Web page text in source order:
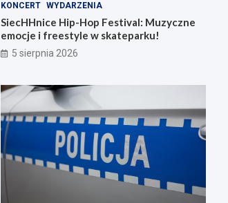
KONCERT WYDARZENIA
SiecHHnice Hip-Hop Festival: Muzyczne
emocje i freestyle w skateparku!
5 sierpnia 2026